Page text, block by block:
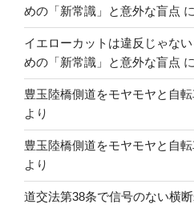
めの「新常識」と意外な盲点 に
イエローカットは違反じゃな
めの「新常識」と意外な盲点 に
豊玉陸橋側道をモヤモヤと自
より
豊玉陸橋側道をモヤモヤと自
より
道交法第38条で信号のない横